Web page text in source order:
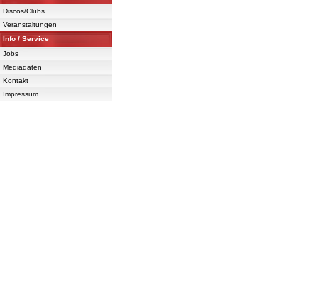
Discos/Clubs
Veranstaltungen
Info / Service
Jobs
Mediadaten
Kontakt
Impressum